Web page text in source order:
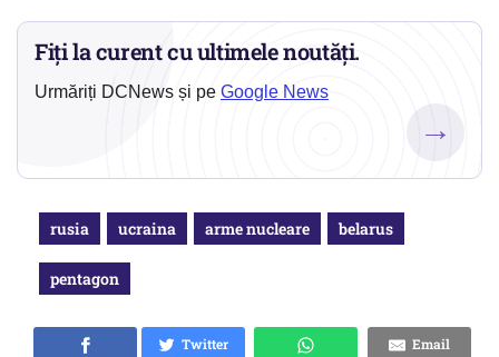
Fiți la curent cu ultimele noutăți.
Urmăriți DCNews și pe Google News
→
rusia ucraina arme nucleare belarus
pentagon
Twitter
Email